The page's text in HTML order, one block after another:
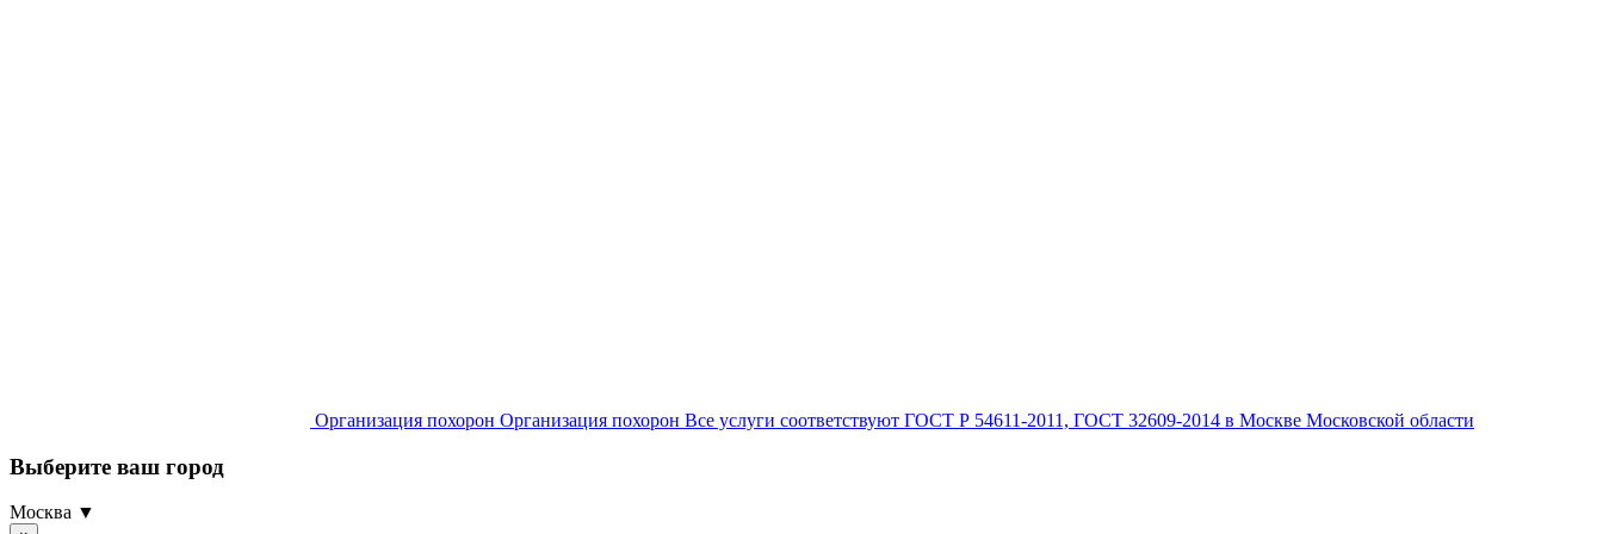
Организация похорон Организация похорон Все услуги соответствуют ГОСТ Р 54611-2011, ГОСТ 32609-2014 в Москве Московской области
Выберите ваш город
Москва ▼